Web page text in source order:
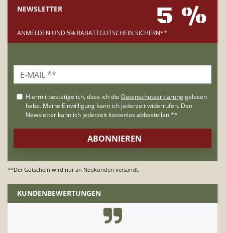
NEWSLETTER 5 %
ANMELDEN UND 5% RABATTGUTSCHEIN SICHERN**
**Der Gutschein wird nur an Neukunden versandt.
KUNDENBEWERTUNGEN